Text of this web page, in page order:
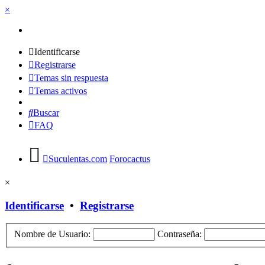
×
Identificarse
Registrarse
Temas sin respuesta
Temas activos
Buscar
FAQ
Suculentas.com Forocactus
×
Identificarse • Registrarse
Nombre de Usuario: Contraseña: